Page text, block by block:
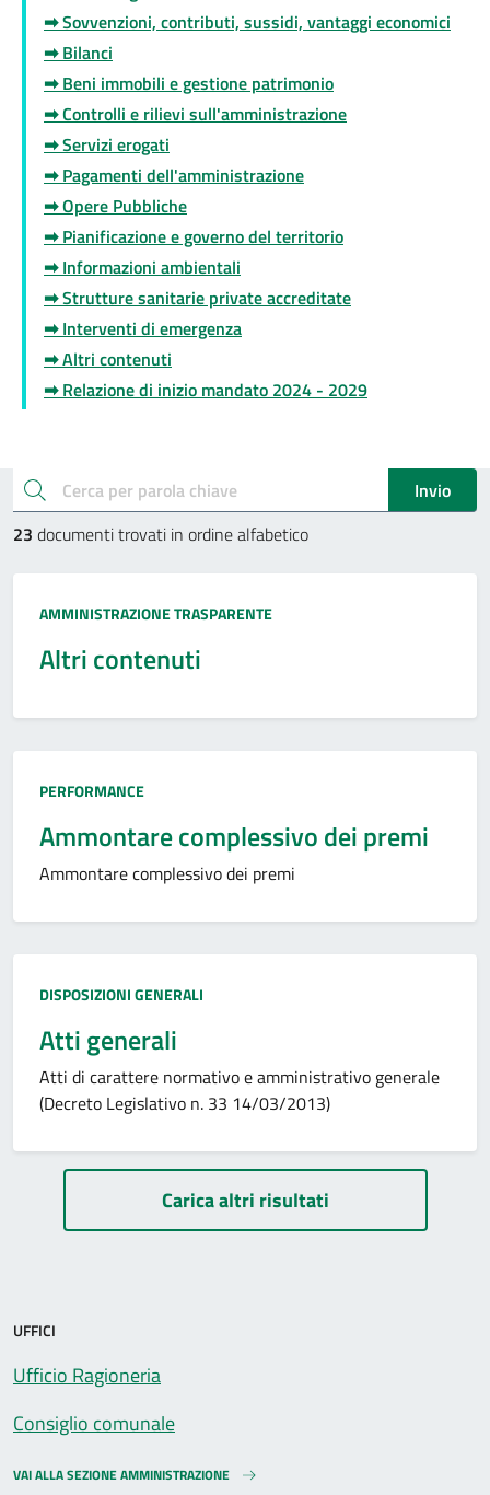
➡ Sovvenzioni, contributi, sussidi, vantaggi economici
➡ Bilanci
➡ Beni immobili e gestione patrimonio
➡ Controlli e rilievi sull'amministrazione
➡ Servizi erogati
➡ Pagamenti dell'amministrazione
➡ Opere Pubbliche
➡ Pianificazione e governo del territorio
➡ Informazioni ambientali
➡ Strutture sanitarie private accreditate
➡ Interventi di emergenza
➡ Altri contenuti
➡ Relazione di inizio mandato 2024 - 2029
Esplora documenti pubblici
cerca
Invio
23 documenti trovati in ordine alfabetico
Tipo:
AMMINISTRAZIONE TRASPARENTE
Altri contenuti
Tipo:
PERFORMANCE
Ammontare complessivo dei premi
Ammontare complessivo dei premi
Tipo:
DISPOSIZIONI GENERALI
Atti generali
Atti di carattere normativo e amministrativo generale
(Decreto Legislativo n. 33 14/03/2013)
PaginazioneCarica altri risultati
UFFICI
Ufficio Ragioneria
Consiglio comunale
VAI ALLA SEZIONE AMMINISTRAZIONE